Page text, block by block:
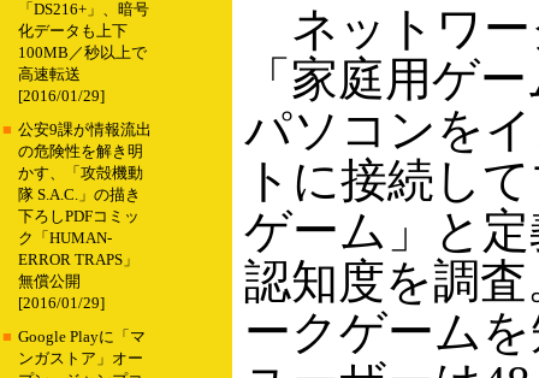
「DS216+」、暗号
化データも上下
100MB／秒以上で
高速転送
[2016/01/29]
■ 公安9課が情報流出
の危険性を解き明
かす、「攻殻機動
隊 S.A.C.」の描き
下ろしPDFコミッ
ク「HUMAN-
ERROR TRAPS」
無償公開
[2016/01/29]
■ Google Playに「マ
ンガストア」オー
ネットワー
「家庭用ゲ
パソコンを
トに接続し
ゲーム」と
認知度を調
ークゲーム